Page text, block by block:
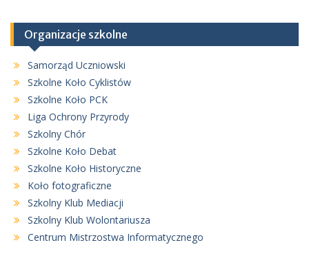
Organizacje szkolne
Samorząd Uczniowski
Szkolne Koło Cyklistów
Szkolne Koło PCK
Liga Ochrony Przyrody
Szkolny Chór
Szkolne Koło Debat
Szkolne Koło Historyczne
Koło fotograficzne
Szkolny Klub Mediacji
Szkolny Klub Wolontariusza
Centrum Mistrzostwa Informatycznego